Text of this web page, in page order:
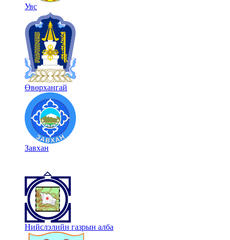
Увс
Өвөрхангай
Завхан
Нийслэлийн газрын алба